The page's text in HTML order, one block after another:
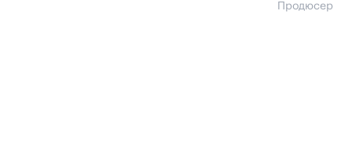
Продюсер